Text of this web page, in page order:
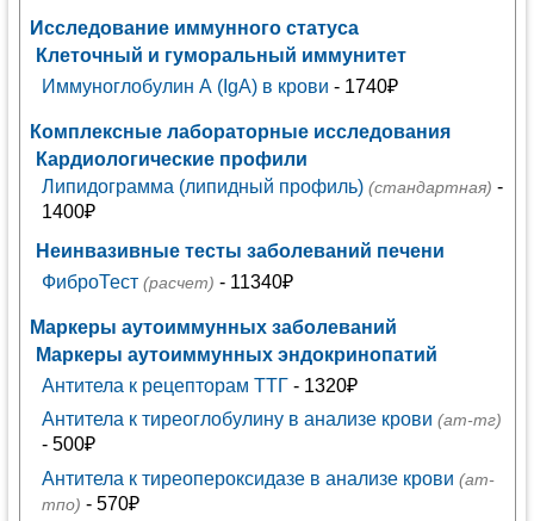
Исследование иммунного статуса
Клеточный и гуморальный иммунитет
Иммуноглобулин А (IgA) в крови - 1740₽
Комплексные лабораторные исследования
Кардиологические профили
Липидограмма (липидный профиль) (стандартная) -
1400₽
Неинвазивные тесты заболеваний печени
ФиброТест (расчет) - 11340₽
Маркеры аутоиммунных заболеваний
Маркеры аутоиммунных эндокринопатий
Антитела к рецепторам ТТГ- 1320₽
Антитела к тиреоглобулину в анализе крови (ат-тг)
- 500₽
Антитела к тиреопероксидазе в анализе крови (ат-
тпо) - 570₽